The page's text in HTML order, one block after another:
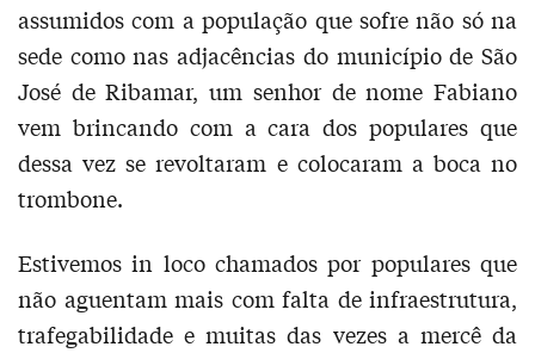
assumidos com a população que sofre não só na
sede como nas adjacências do município de São
José de Ribamar, um senhor de nome Fabiano
vem brincando com a cara dos populares que
dessa vez se revoltaram e colocaram a boca no
trombone.
Estivemos in loco chamados por populares que
não aguentam mais com falta de infraestrutura,
trafegabilidade e muitas das vezes a mercê da